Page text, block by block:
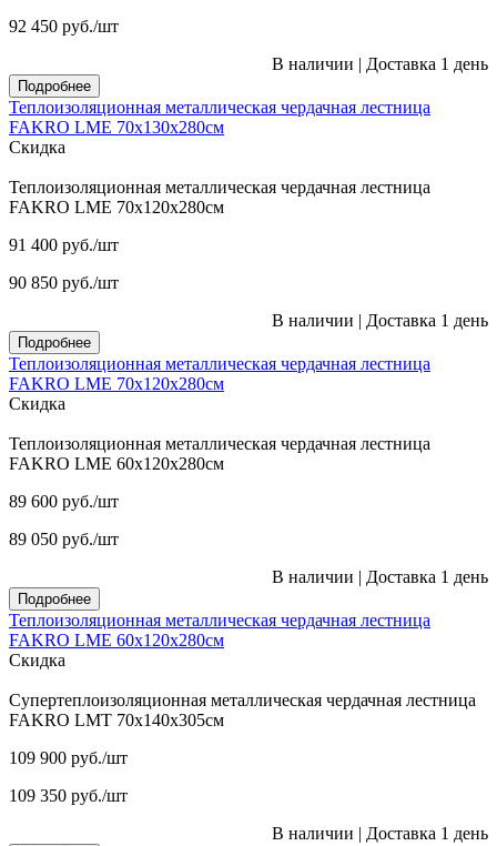
92 450 руб./шт
В наличии | Доставка 1 день
Подробнее
Теплоизоляционная металлическая чердачная лестница
FAKRO LME 70х130х280см
Скидка
Теплоизоляционная металлическая чердачная лестница
FAKRO LME 70х120х280см
91 400 руб./шт
90 850 руб./шт
В наличии | Доставка 1 день
Подробнее
Теплоизоляционная металлическая чердачная лестница
FAKRO LME 70х120х280см
Скидка
Теплоизоляционная металлическая чердачная лестница
FAKRO LME 60х120х280см
89 600 руб./шт
89 050 руб./шт
В наличии | Доставка 1 день
Подробнее
Теплоизоляционная металлическая чердачная лестница
FAKRO LME 60х120х280см
Скидка
Супертеплоизоляционная металлическая чердачная лестница
FAKRO LMT 70х140х305см
109 900 руб./шт
109 350 руб./шт
В наличии | Доставка 1 день